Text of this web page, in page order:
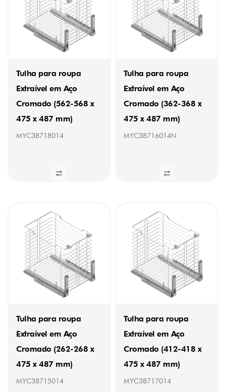
Tulha para roupa
Extraível em Aço
Cromado (562-568 x
475 x 487 mm)
MYC38718014
Tulha para roupa
Extraível em Aço
Cromado (362-368 x
475 x 487 mm)
MYC38716014N
Tulha para roupa
Extraível em Aço
Cromado (262-268 x
475 x 487 mm)
MYC38715014
Tulha para roupa
Extraível em Aço
Cromado (412-418 x
475 x 487 mm)
MYC38717014
7,9
kg
(1)
7,215
kg
TIPO
Extraível